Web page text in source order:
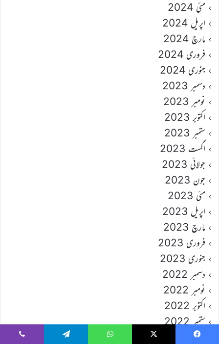
مئی 2024
اپریل 2024
مارچ 2024
فروری 2024
جنوری 2024
دسمبر 2023
نومبر 2023
اکتوبر 2023
ستمبر 2023
اگست 2023
جولائی 2023
جون 2023
مئی 2023
اپریل 2023
مارچ 2023
فروری 2023
جنوری 2023
دسمبر 2022
نومبر 2022
اکتوبر 2022
ستمبر 2022
اگست 2022